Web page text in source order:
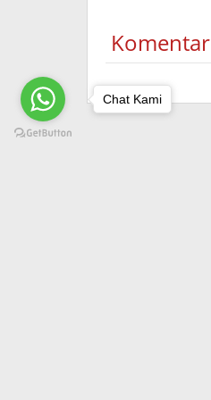
Hijriah
Komentar
Chat Kami